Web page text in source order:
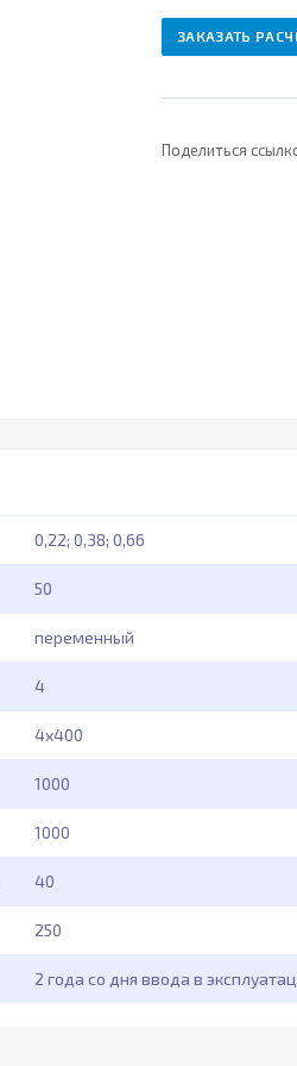
ЗАКАЗАТЬ
Поделиться
0,22; 0,38; 0,66
50
переменный
4
4x400
1000
1000
40
250
2 года со дня ввода в